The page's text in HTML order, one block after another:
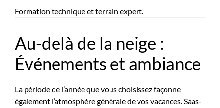
Formation technique et terrain expert.
Au-delà de la neige :
Événements et ambiance
La période de l’année que vous choisissez façonne
également l’atmosphère générale de vos vacances. Saas-